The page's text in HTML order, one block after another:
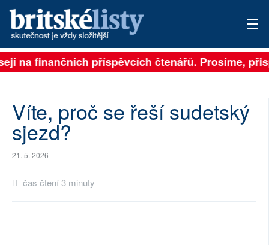
PŘIHLÁSIT
ARCHIV
ROZHOVORY
na finančních příspěvcích čtenářů. Prosíme,
Víte, proč se řeší sudetský
sjezd?
21. 5. 2026
čas čtení 3 minuty